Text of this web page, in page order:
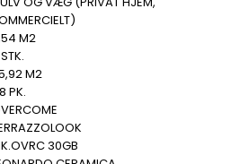
M2
M2
PK.
30GB